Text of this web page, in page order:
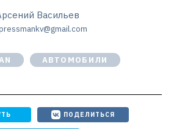
Васильев
АВТОМОБИЛИ
ПОДЕЛИТЬСЯ